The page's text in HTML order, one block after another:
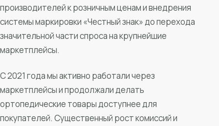
производителей к розничным ценам и внедрения
системы маркировки «Честный знак» до перехода
значительной части спроса на крупнейшие
маркетплейсы.
С 2021 года мы активно работали через
маркетплейсы и продолжали делать
ортопедические товары доступнее для
покупателей. Существенный рост комиссий и